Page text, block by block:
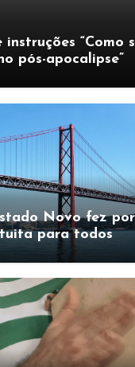
instruções “Como
pós-apocalipse”
Novo fez por
para todos